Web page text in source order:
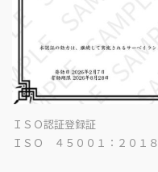
ＩＳＯ認証登録証
ＩＳＯ ４５００１：２０１８